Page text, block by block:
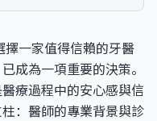
一家值得信賴的牙醫
成為一項重要的決策。
療過程中的安心感與信
：醫師的專業背景與診